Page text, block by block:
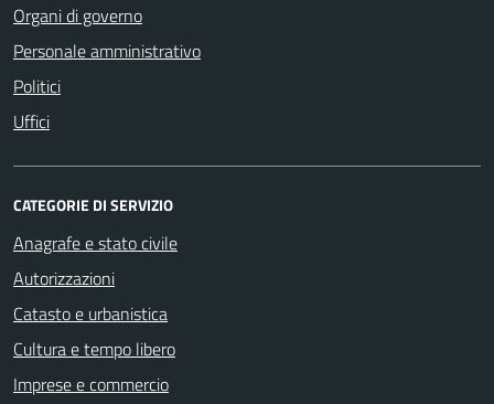
Organi di governo
Personale amministrativo
Politici
Uffici
CATEGORIE DI SERVIZIO
Anagrafe e stato civile
Autorizzazioni
Catasto e urbanistica
Cultura e tempo libero
Imprese e commercio